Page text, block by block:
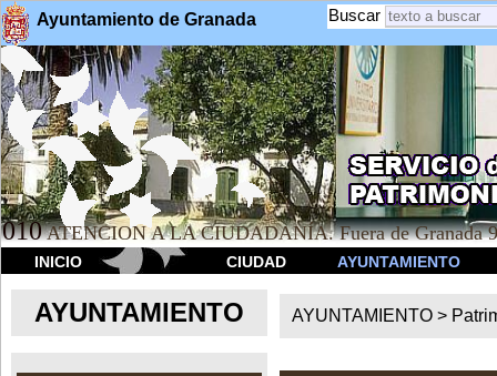
Ayuntamiento de Granada Buscar
010 ATENCION A LA CIUDADANÍA. Fuera de Granada
INICIO CIUDAD AYUNTAMIENTO
AYUNTAMIENTO AYUNTAMIENTO >